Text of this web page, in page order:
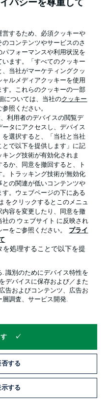
優先設定を管理する
放送局
選手
Gruppe GmbH
い
バシーを尊重して
するため、必須クッキーや
コンテンツやサービスのさ
フォーマンスや利用状況を
ます。「すべてのクッキー
当社がマーケティングクッ
ルメディアクッキーを使用
。これらのクッキーの一部
については、当社のクッキー
照ください。
利用者のデバイスの閲覧デ
タにアクセスし、デバイス
選択すると、「当社と当社
で以下を提供します」に記
ング技術が有効化されま
か、同意を撤回すると、ト
トラッキング技術が無効化
の関連が低いコンテンツや
。ウェブページの下にある
をクリックするとこのメニュ
容を変更したり、同意を撤
の ウェブサイト に反映され
をご参照ください。
プライ
処理することで以下を提
識別のためにデバイス特性を
デバイスに保存および／また
告およびコンテンツ、広告お
層調査、サービス開発.
する
示する